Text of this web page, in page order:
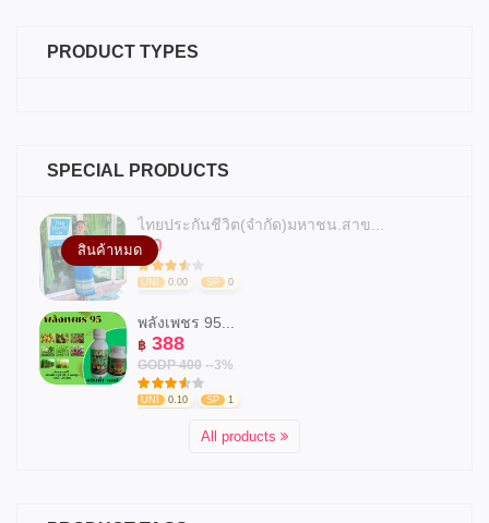
PRODUCT TYPES
SPECIAL PRODUCTS
สินค้าหมด
ไทยประกันชีวิต(จำกัด)มหาชน.สาข...
฿ 0
UNI 0.00 SP 0
พลังเพชร 95...
฿ 388
GODP 400 --3%
UNI 0.10 SP 1
All products